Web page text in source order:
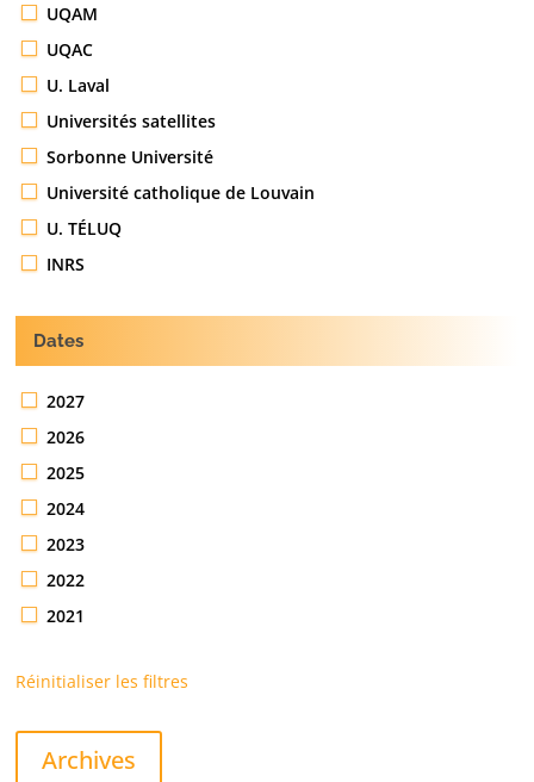
UQAM
UQAC
U. Laval
Universités satellites
Sorbonne Université
Université catholique de Louvain
U. TÉLUQ
INRS
Dates
2027
2026
2025
2024
2023
2022
2021
Réinitialiser les filtres
Archives